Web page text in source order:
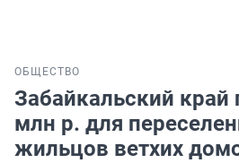
ОБЩЕСТВО
Забайкальский край
млн р. для
жильцов ветхих